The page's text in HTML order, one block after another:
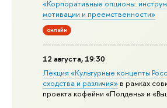
«Корпоративные опционы:
мотивации и преемственности»
онлайн
12 августа, 19:30
Лекция «Культурные концепты
сходства и различия» в рамках
проекта кофейни «Полдень» и